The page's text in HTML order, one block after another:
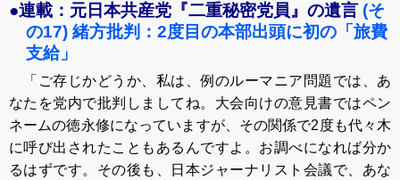
●連載：元日本共産党『二重秘密党員』の遺言 (そ
の17) 緒方批判：2度目の本部出頭に初の「旅費
支給」
「ご存じかどうか、私は、例のルーマニア問題では、あ
なたを党内で批判しましてね。大会向けの意見書ではペン
ネームの徳永修になっていますが、その関係で2度も代々木
に呼び出されたこともあるんですよ。お調べになれば分か
るはずです。その後も、日本ジャーナリスト会議で、あな